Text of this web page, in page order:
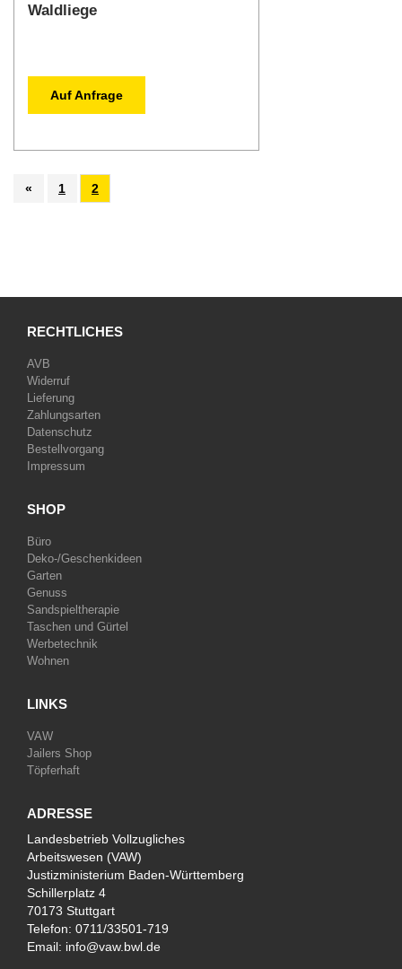
Waldliege
Auf Anfrage
« 1 2
RECHTLICHES
AVB
Widerruf
Lieferung
Zahlungsarten
Datenschutz
Bestellvorgang
Impressum
SHOP
Büro
Deko-/Geschenkideen
Garten
Genuss
Sandspieltherapie
Taschen und Gürtel
Werbetechnik
Wohnen
LINKS
VAW
Jailers Shop
Töpferhaft
ADRESSE
Landesbetrieb Vollzugliches
Arbeitswesen (VAW)
Justizministerium Baden-Württemberg
Schillerplatz 4
70173 Stuttgart
Telefon: 0711/33501-719
Email: info@vaw.bwl.de